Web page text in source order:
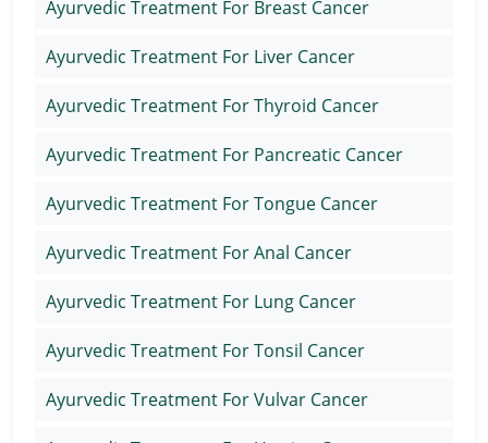
Ayurvedic Treatment For Breast Cancer
Ayurvedic Treatment For Liver Cancer
Ayurvedic Treatment For Thyroid Cancer
Ayurvedic Treatment For Pancreatic Cancer
Ayurvedic Treatment For Tongue Cancer
Ayurvedic Treatment For Anal Cancer
Ayurvedic Treatment For Lung Cancer
Ayurvedic Treatment For Tonsil Cancer
Ayurvedic Treatment For Vulvar Cancer